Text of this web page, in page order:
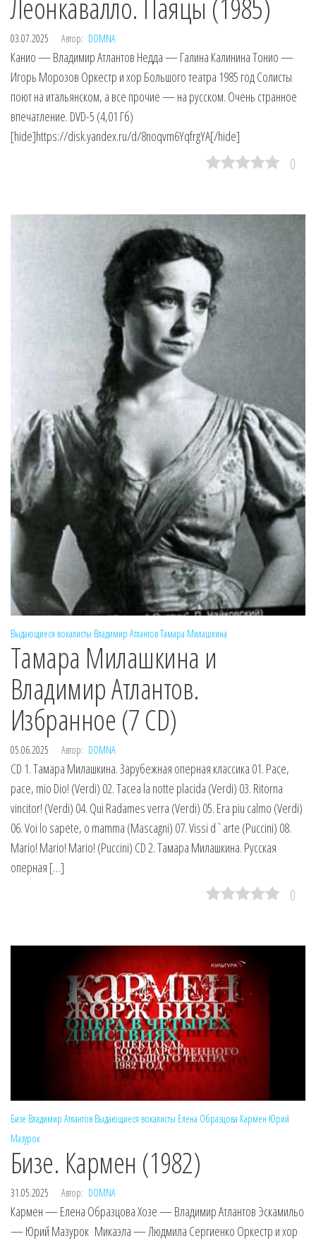
Леонкавалло. Паяцы (1985)
03.07.2025 Автор: DOMNA
Канио — Владимир Атлантов Недда — Галина Калинина Тонио —
Игорь Морозов Оркестр и хор Большого театра 1985 год Солисты
поют на итальянском, а вcе прочие — на русском. Очень странное
впечатление. DVD-5 (4,01 Гб)
[hide]https://disk.yandex.ru/d/8noqvm6YqfrgYA[/hide]
0
Выдающиеся вокалисты Владимир АтлантовТамара Милашкина
Тамара Милашкина и
Владимир Атлантов.
Избранное (7 CD)
05.06.2025 Автор: DOMNA
CD 1. Тамара Милашкина. Зарубежная оперная классика 01. Pace,
pace, mio Dio! (Verdi) 02. Tacea la notte placida (Verdi) 03. Ritorna
vincitor! (Verdi) 04. Qui Radames verra (Verdi) 05. Era piu calmo (Verdi)
06. Voi lo sapete, o mamma (Mascagni) 07. Vissi d`arte (Puccini) 08.
Mario! Mario! Mario! (Puccini) CD 2. Тамара Милашкина. Русская
оперная […]
0
Бизе Владимир Атлантов Выдающиеся вокалисты Елена Образцова Кармен Юрий
Мазурок
Бизе. Кармен (1982)
31.05.2025 Автор: DOMNA
Кармен — Елена Образцова Хозе — Владимир Атлантов Эскамильо
— Юрий Мазурок Микаэла — Людмила Сергиенко Оркестр и хор